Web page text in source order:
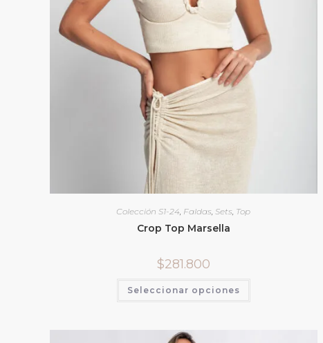
Colección S1-24 Faldas Sets Top
Crop Top Marsella
$281.800
Seleccionar opciones